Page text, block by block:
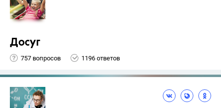
Досуг
757 вопросов 1196 ответов